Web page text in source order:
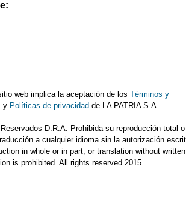
web implica la aceptación de losTérminos y
y Políticas de privacidad de LA PATRIA S.A.
D.R.A. Prohibida su reproducción total o
a cualquier idioma sin la autorización
in whole or in part, or translation without written
is prohibited. All rights reserved 2015